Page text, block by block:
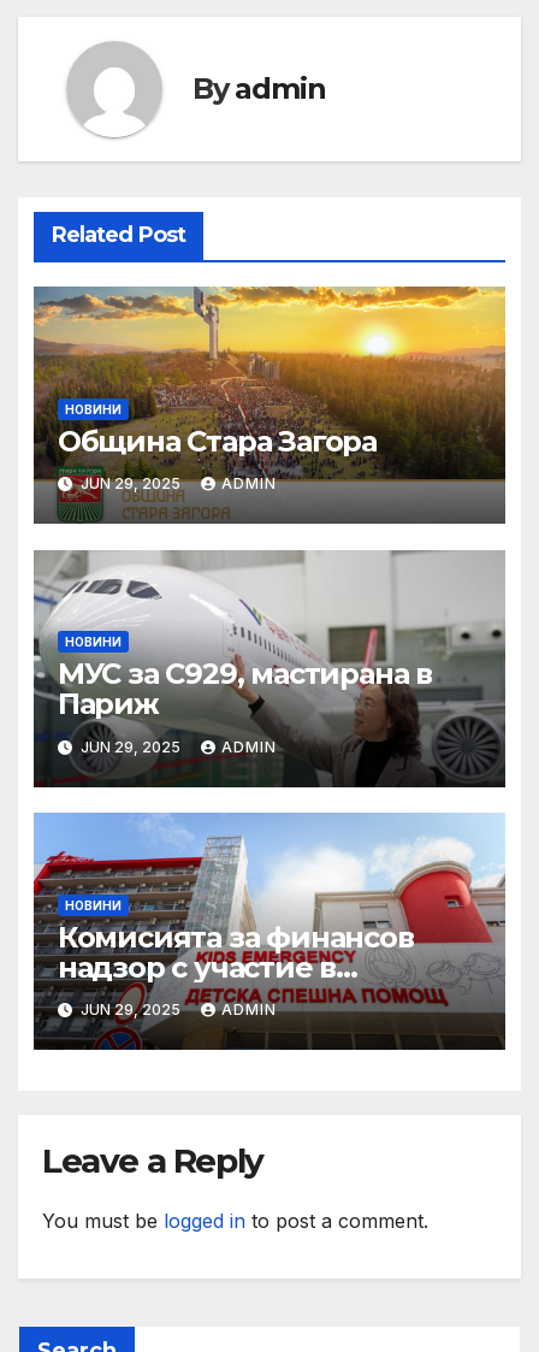
Byadmin
Related Post
НОВИНИ
Община Стара Загора
JUN 29, 2025 ADMIN
НОВИНИ
МУС за C929, мастирана в
Париж
JUN 29, 2025 ADMIN
НОВИНИ
Комисията за финансов
надзор с участие в
конференцията „Промени в
пенсионния модел в
България“
JUN 29, 2025 ADMIN
Leave a Reply
You must be logged in to post a comment.